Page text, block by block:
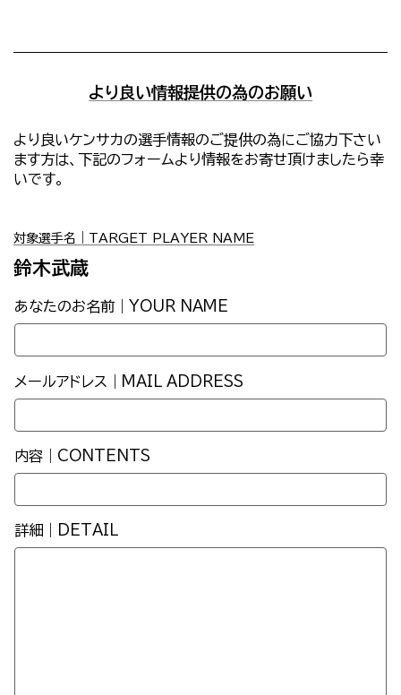
より良い情報提供の為のお願い
より良いケンサカの選手情報のご提供の為にご協力下さい
ます方は、下記のフォームより情報をお寄せ頂けましたら幸
いです。
対象選手名｜TARGET PLAYER NAME
鈴木武蔵
あなたのお名前｜YOUR NAME
メールアドレス｜MAIL ADDRESS
内容｜CONTENTS
詳細｜DETAIL